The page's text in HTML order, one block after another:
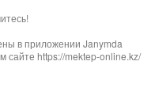
в приложении Janymda
сайте https://mektep-online.kz/